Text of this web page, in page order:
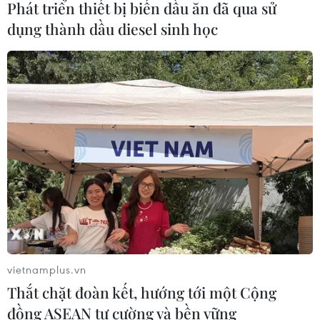
xâm phạm sở hữu trí tuệ diễn biến
phức tạp
05/08/2026 13:44
24 năm tù cho đôi vợ chồng tổ chức
“bay lắc” trong quán karaoke
05/08/2026 13:41
Xem thêm
CƠ QUAN CHỦ QUẢN: THÔNG TẤN XÃ VIỆT NAM
Phát triển thiết bị biến dầu ăn đã qua sử
dụng thành dầu diesel sinh học
vietnamplus.vn
Thắt chặt đoàn kết, hướng tới một Cộng
đồng ASEAN tự cường và bền vững